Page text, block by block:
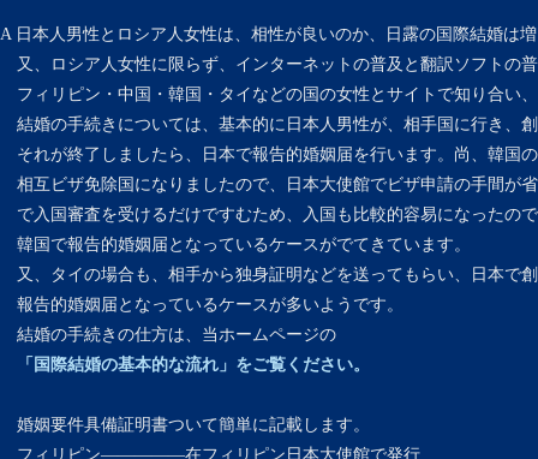
A 日本人男性とロシア人女性は、相性が良いのか、日露の国際結婚は
又、ロシア人女性に限らず、インターネットの普及と翻訳ソフトの
フィリピン・中国・韓国・タイなどの国の女性とサイトで知り合い
結婚の手続きについては、基本的に日本人男性が、相手国に行き、
それが終了しましたら、日本で報告的婚姻届を行います。尚、韓国
相互ビザ免除国になりましたので、日本大使館でビザ申請の手間が
で入国審査を受けるだけですむため、入国も比較的容易になったの
韓国で報告的婚姻届となっているケースがでてきています。
又、タイの場合も、相手から独身証明などを送ってもらい、日本で
報告的婚姻届となっているケースが多いようです。
結婚の手続きの仕方は、当ホームページの
「国際結婚の基本的な流れ」 をご覧ください。
婚姻要件具備証明書ついて簡単に記載します。
フィリピン—————在フィリピン日本大使館で発行